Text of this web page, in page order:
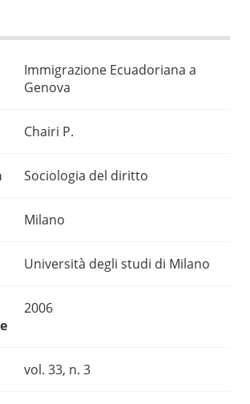
Immigrazione Ecuadoriana a
Genova
Chairi P.
Sociologia del diritto
Milano
Università degli studi di Milano
2006
vol. 33, n. 3